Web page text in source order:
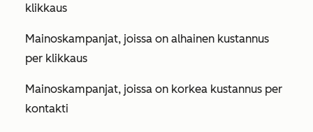
klikkaus
Mainoskampanjat, joissa on alhainen kustannus
per klikkaus
Mainoskampanjat, joissa on korkea kustannus per
kontakti